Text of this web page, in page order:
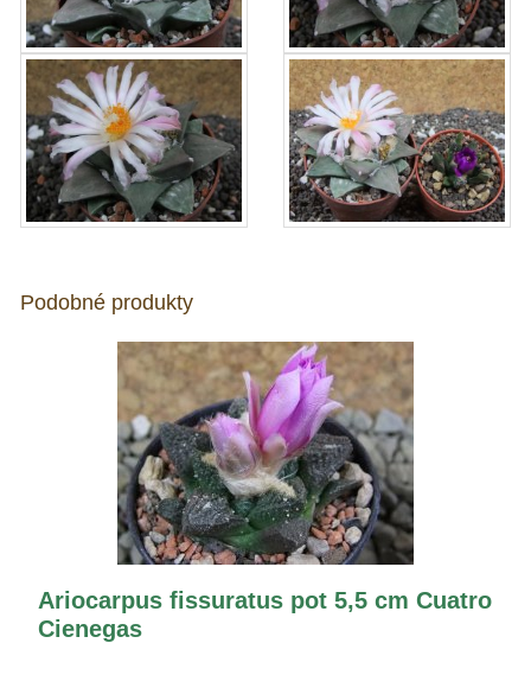
Podobné produkty
Ariocarpus fissuratus pot 5,5 cm Cuatro
Cienegas